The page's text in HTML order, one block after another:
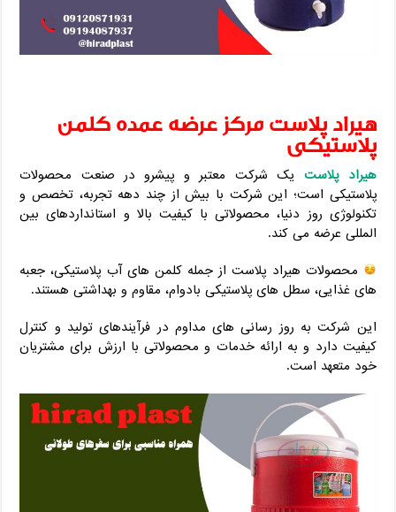
هیراد پلاست مرکز عرضه عمده کلمن
پلاستیکی
هیراد پلاستیک شرکت معتبر و پیشرو در صنعت محصولات
پلاستیکی است؛ این شرکت با بیش از چند دهه تجربه، تخصص و
تکنولوژی روز دنیا، محصولاتی با کیفیت بالا و استانداردهای بین‌
المللی عرضه می‌ کند.
محصولات هیراد پلاست از جمله کلمن‌ های آب پلاستیکی، جعبه‌
های غذایی، سطل‌ های پلاستیکی بادوام، مقاوم و بهداشتی هستند.
این شرکت به روز رسانی‌ های مداوم در فرآیندهای تولید و کنترل
کیفیت دارد و به ارائه خدمات و محصولاتی با ارزش برای مشتریان
خود متعهد است.